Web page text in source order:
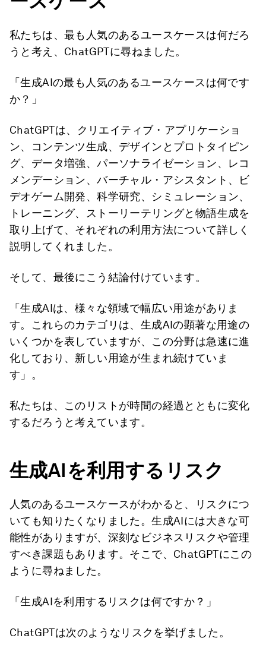
私たちは、最も人気のあるユースケースは何だろ
うと考え、ChatGPTに尋ねました。
「生成AIの最も人気のあるユースケースは何です
か？」
ChatGPTは、クリエイティブ・アプリケーショ
ン、コンテンツ生成、デザインとプロトタイピン
グ、データ増強、パーソナライゼーション、レコ
メンデーション、バーチャル・アシスタント、ビ
デオゲーム開発、科学研究、シミュレーション、
トレーニング、ストーリーテリングと物語生成を
取り上げて、それぞれの利用方法について詳しく
説明してくれました。
そして、最後にこう結論付けています。
「生成AIは、様々な領域で幅広い用途がありま
す。これらのカテゴリは、生成AIの顕著な用途の
いくつかを表していますが、この分野は急速に進
化しており、新しい用途が生まれ続けていま
す」。
私たちは、このリストが時間の経過とともに変化
するだろうと考えています。
生成AIを利用するリスク
人気のあるユースケースがわかると、リスクにつ
いても知りたくなりました。生成AIには大きな可
能性がありますが、深刻なビジネスリスクや管理
すべき課題もあります。そこで、ChatGPTにこの
ように尋ねました。
「生成AIを利用するリスクは何ですか？」
ChatGPTは次のようなリスクを挙げました。